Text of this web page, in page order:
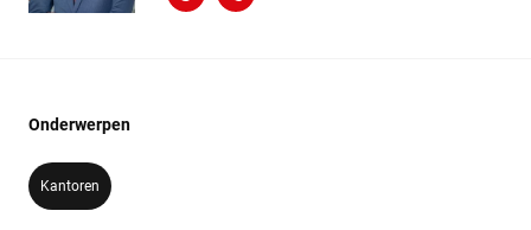
Onderwerpen
Kantoren